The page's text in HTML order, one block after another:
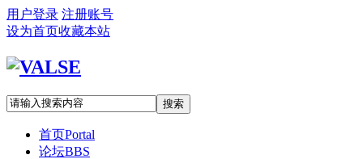
用户登录 注册账号
设为首页收藏本站
搜索
首页Portal
论坛BBS